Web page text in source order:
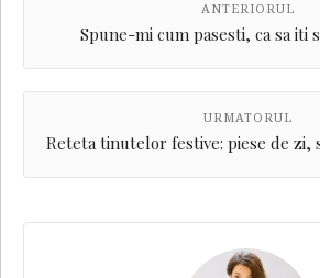
ANTERIORUL
Spune-mi cum pasesti, ca sa iti
URMATORUL
Reteta tinutelor festive: piese de zi,